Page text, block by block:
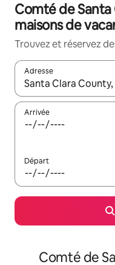
Comté de Santa
maisons de
Trouvez et réservez
Adresse
Lorsque les résultats
Arrivée
Départ
Comté de